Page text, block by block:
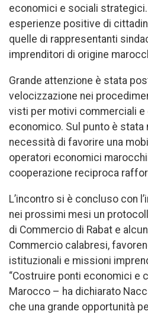
economici e sociali
esperienze positive di
quelle di rappresentanti
imprenditori di origine
Grande attenzione è stata
velocizzazione nei
visti per motivi commerciali e
economico. Sul punto è stata
necessità di favorire una
operatori economici
cooperazione reciproca
L’incontro si è concluso con
nei prossimi mesi un
di Commercio di Rabat e
Commercio calabresi,
istituzionali e missioni
“Costruire ponti economici e
Marocco – ha dichiarato
che una grande opportunità